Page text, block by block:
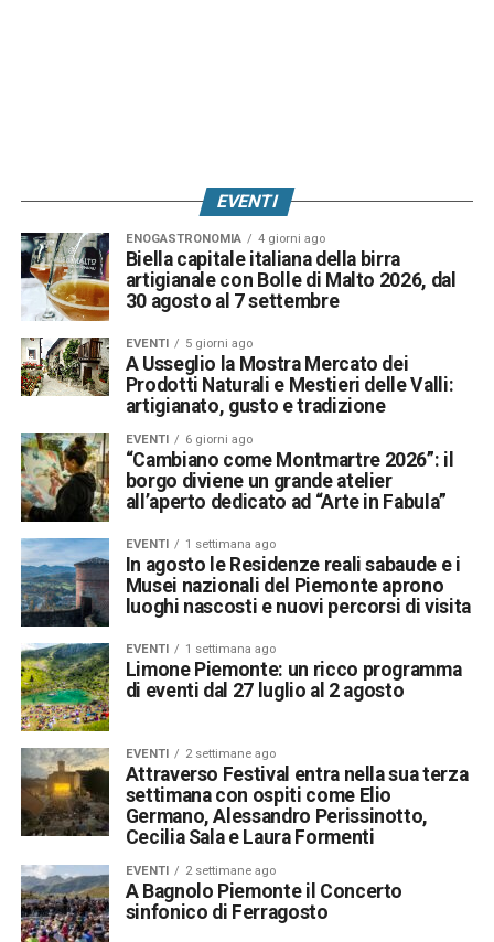
EVENTI
ENOGASTRONOMIA 4 giorni ago
Biella capitale italiana della birra
artigianale con Bolle di Malto 2026, dal
30 agosto al 7 settembre
EVENTI 5 giorni ago
A Usseglio la Mostra Mercato dei
Prodotti Naturali e Mestieri delle Valli:
artigianato, gusto e tradizione
EVENTI 6 giorni ago
“Cambiano come Montmartre 2026”: il
borgo diviene un grande atelier
all’aperto dedicato ad “Arte in Fabula”
EVENTI 1 settimana ago
In agosto le Residenze reali sabaude e i
Musei nazionali del Piemonte aprono
luoghi nascosti e nuovi percorsi di visita
EVENTI 1 settimana ago
Limone Piemonte: un ricco programma
di eventi dal 27 luglio al 2 agosto
EVENTI 2 settimane ago
Attraverso Festival entra nella sua terza
settimana con ospiti come Elio
Germano, Alessandro Perissinotto,
Cecilia Sala e Laura Formenti
EVENTI 2 settimane ago
A Bagnolo Piemonte il Concerto
sinfonico di Ferragosto